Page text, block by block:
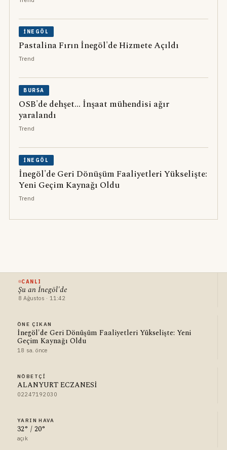
İNEGÖL
Pastalina Fırın İnegöl'de Hizmete Açıldı
Trend
BURSA
OSB'de dehşet... İnşaat mühendisi ağır
yaralandı
Trend
İNEGÖL
İnegöl'de Geri Dönüşüm Faaliyetleri Yükselişte:
Yeni Geçim Kaynağı Oldu
Trend
CANLI
Şu an İnegöl'de
8 Ağustos · 11:42
ÖNE ÇIKAN
İnegöl'de Geri Dönüşüm Faaliyetleri Yükselişte: Yeni
Geçim Kaynağı Oldu
18 sa. önce
NÖBETÇI
ALANYURT ECZANESİ
02247192030
YARIN HAVA
32° / 20°
açık